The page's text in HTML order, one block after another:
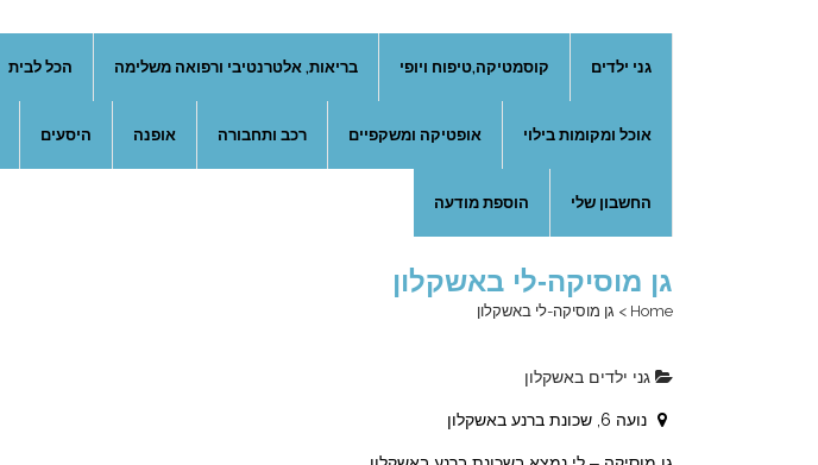
גני ילדים קוסמטיקה,טיפוח ויופי בריאות, אלטרנטיבי ורפואה משלימה הכל לבית
אוכל ומקומות בילוי אופטיקה ומשקפיים רכב ותחבורה אופנה היסעים
החשבון שלי הוספת מודעה
גן מוסיקה-לי באשקלון
Home
> גן מוסיקה-לי באשקלון
גני ילדים באשקלון
נועה 6, שכונת ברנע באשקלון